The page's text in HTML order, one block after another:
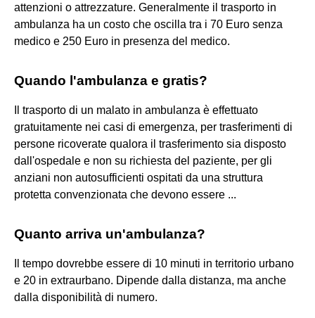
attenzioni o attrezzature. Generalmente il trasporto in
ambulanza ha un costo che oscilla tra i 70 Euro senza
medico e 250 Euro in presenza del medico.
Quando l'ambulanza e gratis?
Il trasporto di un malato in ambulanza è effettuato
gratuitamente nei casi di emergenza, per trasferimenti di
persone ricoverate qualora il trasferimento sia disposto
dall'ospedale e non su richiesta del paziente, per gli
anziani non autosufficienti ospitati da una struttura
protetta convenzionata che devono essere ...
Quanto arriva un'ambulanza?
Il tempo dovrebbe essere di 10 minuti in territorio urbano
e 20 in extraurbano. Dipende dalla distanza, ma anche
dalla disponibilità di numero.